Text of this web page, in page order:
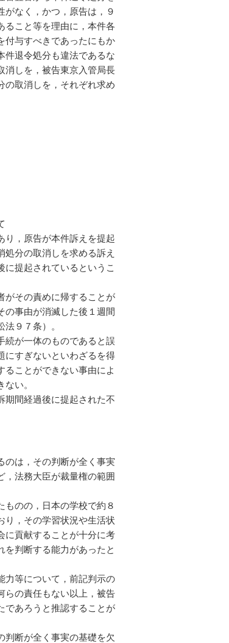
がなく，かつ，原告は，９
ること等を理由に，本件各
付与すべきであったにもか
件退令処分も違法であるな
消しを，被告東京入管局長
の取消しを，それぞれ求め
り，原告が本件訴えを提起
分の取消しを求める訴え
提起されているというこ
その責めに帰することが
の事由が消滅した後１週間
９７条）。
が一体のものであると誤
にすぎないといわざるを得
ることができない事由によ
い。
間経過後に提起された不
のは，その判断が全く事実
，法務大臣が裁量権の範囲
のの，日本の学校で約８
り，その学習状況や生活状
に貢献することが十分に考
を判断する能力があったと
力等について，前記判示の
らの責任もない以上，被告
であろうと推認することが
断が全く事実の基礎を欠